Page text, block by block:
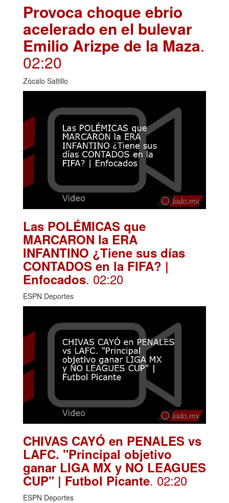
Provoca choque ebrio
acelerado en el bulevar
Emilio Arizpe de la Maza.
02:20
Zócalo Saltillo
Las POLÉMICAS que
MARCARON la ERA
INFANTINO ¿Tiene sus días
CONTADOS en la FIFA? |
Enfocados. 02:20
ESPN Deportes
CHIVAS CAYÓ en PENALES vs
LAFC. "Principal objetivo
ganar LIGA MX y NO LEAGUES
CUP" | Futbol Picante. 02:20
ESPN Deportes